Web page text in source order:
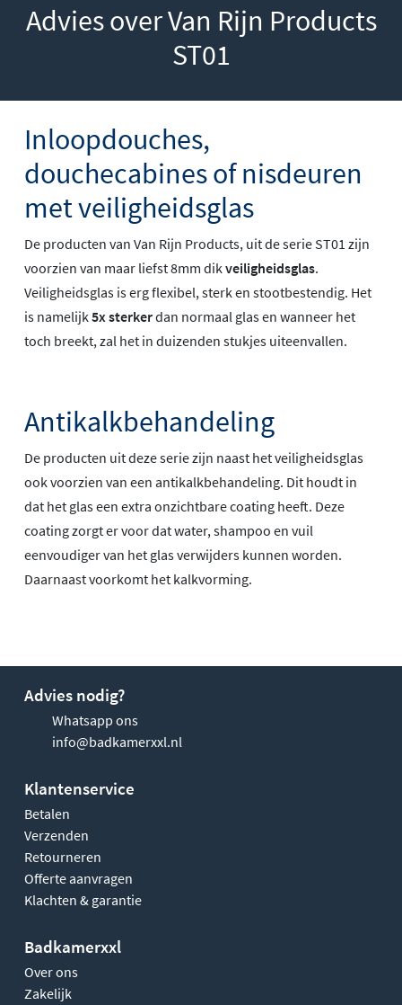
Advies over Van Rijn Products
ST01
Inloopdouches,
douchecabines of nisdeuren
met veiligheidsglas
De producten van Van Rijn Products, uit de serie ST01 zijn
voorzien van maar liefst 8mm dikveiligheidsglas.
Veiligheidsglas is erg flexibel, sterk en stootbestendig. Het
is namelijk5x sterkerdan normaal glas en wanneer het
toch breekt, zal het in duizenden stukjes uiteenvallen.
Antikalkbehandeling
De producten uit deze serie zijn naast het veiligheidsglas
ook voorzien van een antikalkbehandeling. Dit houdt in
dat het glas een extra onzichtbare coating heeft. Deze
coating zorgt er voor dat water, shampoo en vuil
eenvoudiger van het glas verwijders kunnen worden.
Daarnaast voorkomt het kalkvorming.
Advies nodig?
Whatsapp ons
info@badkamerxxl.nl
Klantenservice
Betalen
Verzenden
Retourneren
Offerte aanvragen
Klachten & garantie
Badkamerxxl
Over ons
Zakelijk